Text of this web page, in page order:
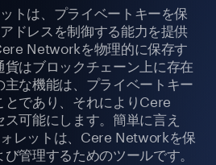
トは、プライベートキーを保
ドレスを制御する能力を提供
Networkを物理的に保存す
はブロックチェーン上に存在
な機能は、プライベートキー
とであり、それによりCere
可能にします。簡単に言え
レットは、Cere Networkを保
管理するためのツールです。